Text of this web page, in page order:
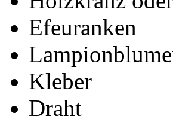
Efeuranken
Kleber
Draht